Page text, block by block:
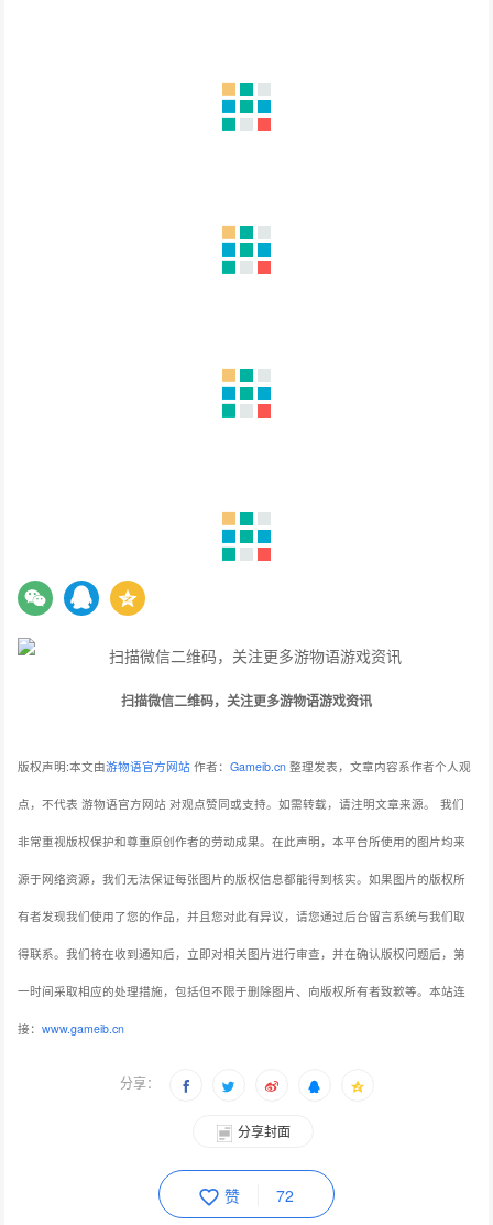
扫描微信二维码，关注更多游物语游戏资讯
版权声明:本文由游物语官方网站 作者：Gameib.cn 整理发表，文章内容系作者个人观
点，不代表 游物语官方网站 对观点赞同或支持。如需转载，请注明文章来源。 我们
非常重视版权保护和尊重原创作者的劳动成果。在此声明，本平台所使用的图片均来
源于网络资源，我们无法保证每张图片的版权信息都能得到核实。如果图片的版权所
有者发现我们使用了您的作品，并且您对此有异议，请您通过后台留言系统与我们取
得联系。我们将在收到通知后，立即对相关图片进行审查，并在确认版权问题后，第
一时间采取相应的处理措施，包括但不限于删除图片、向版权所有者致歉等。本站连
接：www.gameib.cn
分享：
分享封面
赞 72